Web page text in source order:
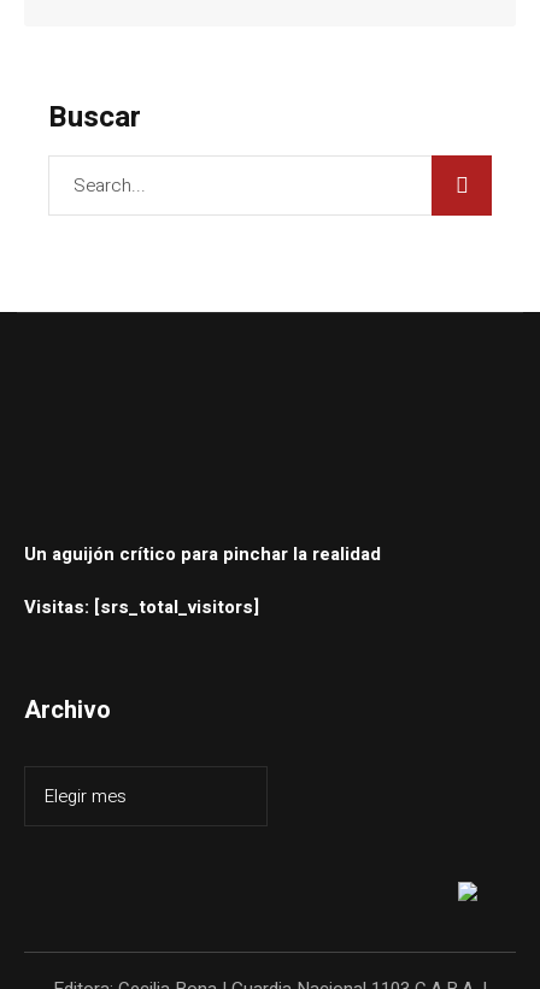
Buscar
Un aguijón crítico para pinchar la realidad
Visitas: [srs_total_visitors]
Archivo